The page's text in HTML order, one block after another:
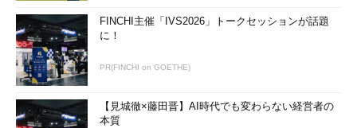
FINCHI主催「IVS2026」トークセッションが話題
に！
PR(FINCHI on GOETHE)
【見城徹×藤田晋】AI時代でも変わらない経営者の
本質